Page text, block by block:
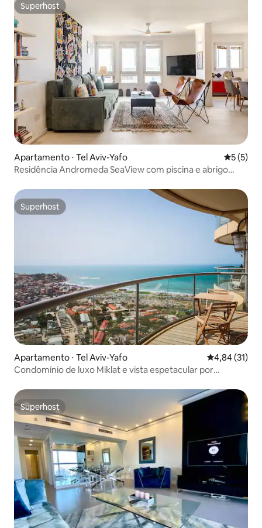
Superhost
Superhost
Apartamento ⋅ Tel Aviv-Yafo 5 de
5 (5)
Residência Andromeda SeaView com piscina e abrigo
Superhost
Superhost
Apartamento ⋅ Tel Aviv-Yafo 4,84 de uma
4,84 (31)
Condomínio de luxo Miklat e vista espetacular por
Superhost
Superhost